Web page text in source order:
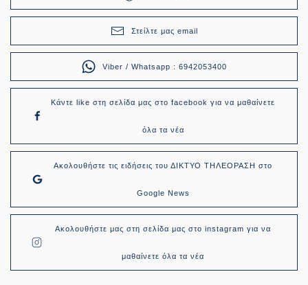
Στείλτε μας email
Viber / Whatsapp : 6942053400
Κάντε like στη σελίδα μας στο facebook για να μαθαίνετε
όλα τα νέα
Ακολουθήστε τις ειδήσεις του ΔΙΚΤΥΟ ΤΗΛΕΟΡΑΣΗ στο
Google News
Ακολουθήστε μας στη σελίδα μας στο instagram για να
μαθαίνετε όλα τα νέα